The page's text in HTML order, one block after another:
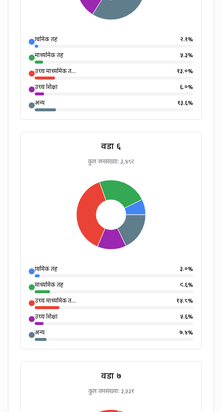
प्राथमिक तह २.१%
माध्यमिक तह
५.३%
उच्च माध्यमिक त...
१३.०%
उच्च शिक्षा
६.०%
अन्य
१३.६%
वडा ६
कुल जनसंख्या: ३,४८२
प्राथमिक तह ३.०%
माध्यमिक तह
९.६%
उच्च माध्यमिक त...
१५.८%
उच्च शिक्षा
५.६%
अन्य
७.४%
वडा ७
कुल जनसंख्या: ३,५३१